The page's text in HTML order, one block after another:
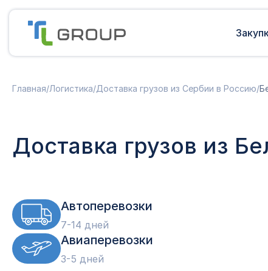
Доставка грузов из Турции в
Россию
Международная доставка
Главная/Логистика/Доставка грузов из Сербии в Россию/
Доставка грузов из
Автоперевозки
7-14 дней
Авиаперевозки
3-5 дней